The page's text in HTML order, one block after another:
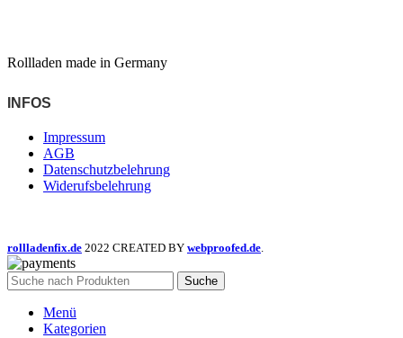
Rollladen made in Germany
INFOS
Impressum
AGB
Datenschutzbelehrung
Widerufsbelehrung
rollladenfix.de 2022 CREATED BY webproofed.de
Suche
Menü
Kategorien